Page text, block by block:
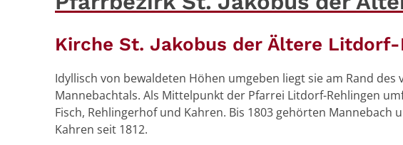
Kirche St. Jakobus der Ältere Litdorf-
Idyllisch von bewaldeten Höhen umgeben liegt sie am Rand des
Mannebachtals. Als Mittelpunkt der Pfarrei Litdorf-Rehlingen
Fisch, Rehlingerhof und Kahren. Bis 1803 gehörten Mannebach
Kahren seit 1812.